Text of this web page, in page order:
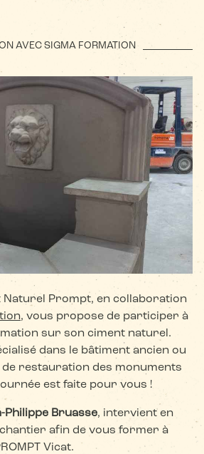
AVEC SIGMA FORMATION
Naturel Prompt, en collaboration
, vous propose de participer à
sur son ciment naturel.
dans le bâtiment ancien ou
restauration des monuments
est faite pour vous !
Philippe Bruasse, intervient en
afin de vous former à
Vicat.